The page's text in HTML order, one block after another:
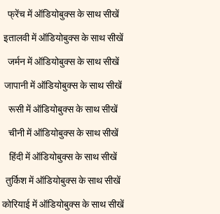
फ्रेंच में ऑडियोबुक्स के साथ सीखें
इतालवी में ऑडियोबुक्स के साथ सीखें
जर्मन में ऑडियोबुक्स के साथ सीखें
जापानी में ऑडियोबुक्स के साथ सीखें
रूसी में ऑडियोबुक्स के साथ सीखें
चीनी में ऑडियोबुक्स के साथ सीखें
हिंदी में ऑडियोबुक्स के साथ सीखें
तुर्किश में ऑडियोबुक्स के साथ सीखें
कोरियाई में ऑडियोबुक्स के साथ सीखें